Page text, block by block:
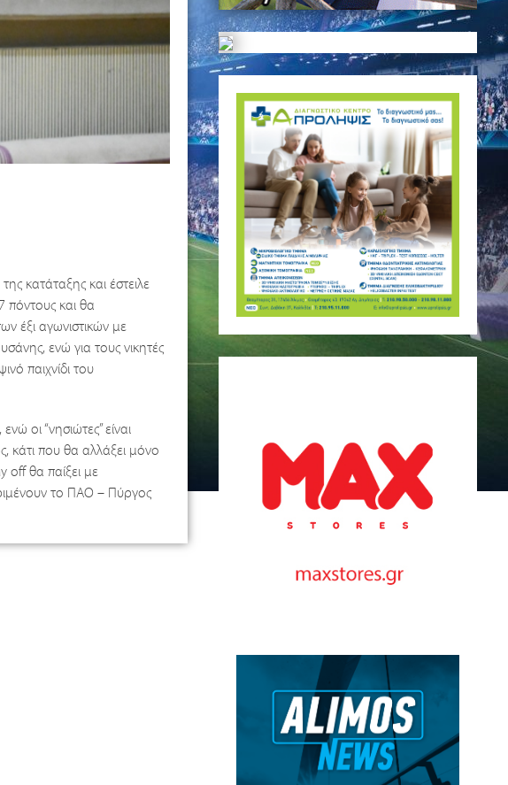
κατάταξης και έστειλε
πόντους και θα
έξι αγωνιστικών με
ενώ για τους νικητές
παιχνίδι του
οι “νησιώτες” είναι
κάτι που θα αλλάξει μόνο
off θα παίξει με
το ΠΑΟ – Πύργος